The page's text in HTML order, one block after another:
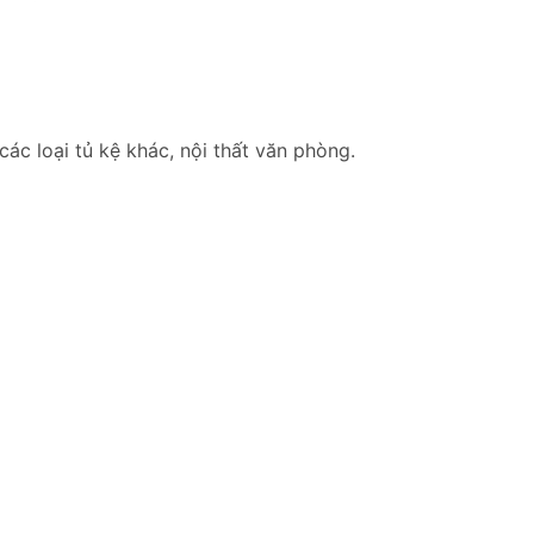
loại tủ kệ khác, nội thất văn phòng.